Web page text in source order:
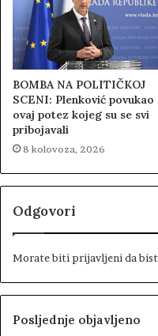
BOMBA NA POLITIČKOJ
SCENI: Plenković povukao
ovaj potez kojeg su se svi
pribojavali
8 kolovoza, 2026
Odgovori
Morate bitiprijavljenida
Posljednje objavljeno